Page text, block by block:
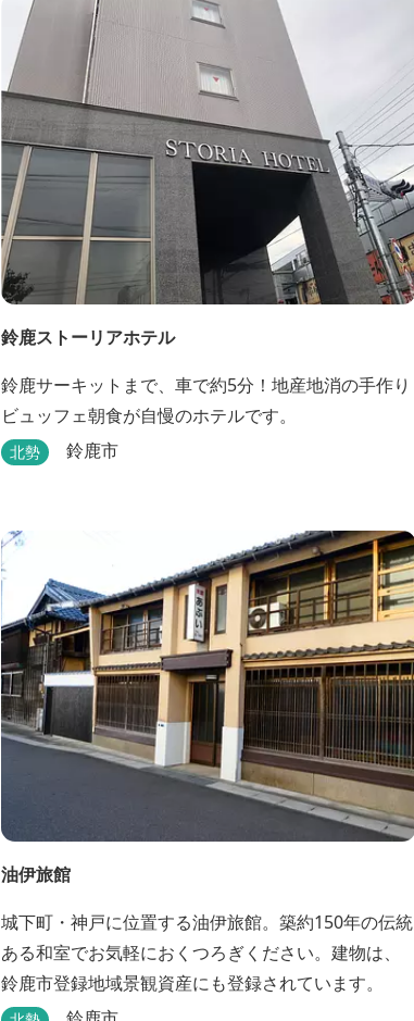
鈴鹿ストーリアホテル
鈴鹿サーキットまで、車で約5分！地産地消の手作り
ビュッフェ朝食が自慢のホテルです。
北勢 鈴鹿市
油伊旅館
城下町・神戸に位置する油伊旅館。築約150年の伝統
ある和室でお気軽におくつろぎください。建物は、
鈴鹿市登録地域景観資産にも登録されています。